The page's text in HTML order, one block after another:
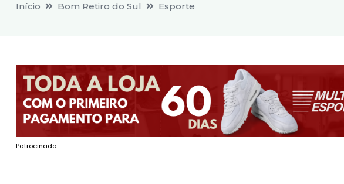
Início Bom Retiro do Sul Esporte
Patrocinado